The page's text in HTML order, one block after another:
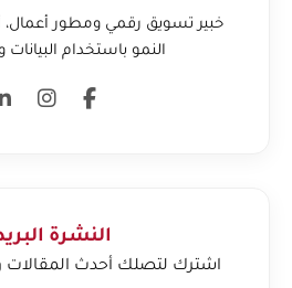
خبير تسويق رقمي ومطور
النمو باستخدام البيانات
النشرة
اشترك لتصلك أحدث المقالات